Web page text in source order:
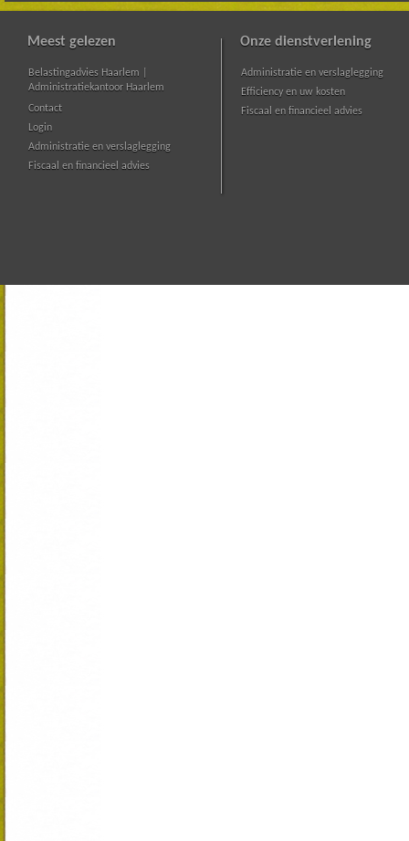
Meest gelezen
Belastingadvies Haarlem |
Administratiekantoor Haarlem
Contact
Login
Administratie en verslaglegging
Fiscaal en financieel advies
Onze dienstverlening
Administratie en verslaglegging
Efficiency en uw kosten
Fiscaal en financieel advies